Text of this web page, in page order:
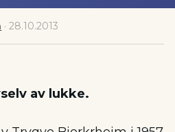
·28.10.2013
av lukke.